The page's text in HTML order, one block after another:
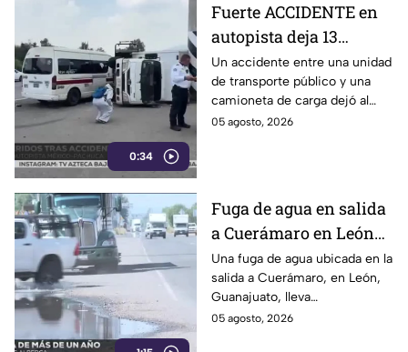
0:34
Fuerte ACCIDENTE en
autopista deja 13
lesionados: transporte
público choca contra
camioneta en la
México-Pachuca
Un accidente entre una unidad
de transporte público y una
camioneta de carga dejó al
menos 13 personas lesionadas
05 agosto, 2026
Fuga de agua en salida
a Cuerámaro en León
cumple un año; parece
alberca
Una fuga de agua ubicada en la
salida a Cuerámaro, en León,
Guanajuato, lleva
aproximadamente un año sin
05 agosto, 2026